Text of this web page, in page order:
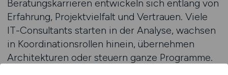
Beratungskarrieren entwickeln sich entlang von
Erfahrung, Projektvielfalt und Vertrauen. Viele
IT-Consultants starten in der Analyse, wachsen
in Koordinationsrollen hinein, übernehmen
Architekturen oder steuern ganze Programme.